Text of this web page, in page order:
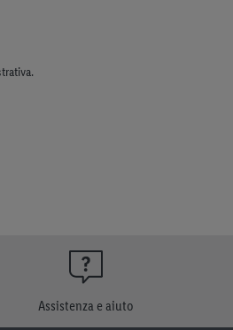
Assistenza e aiuto